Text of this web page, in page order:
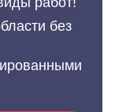
без